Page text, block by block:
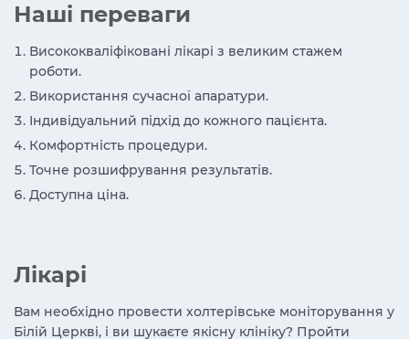
Наші переваги
Висококваліфіковані лікарі з великим стажем
роботи.
Використання сучасної апаратури.
Індивідуальний підхід до кожного пацієнта.
Комфортність процедури.
Точне розшифрування результатів.
Доступна ціна.
Лікарі
Вам необхідно провести холтерівське моніторування у
Білій Церкві, і ви шукаєте якісну клініку? Пройти